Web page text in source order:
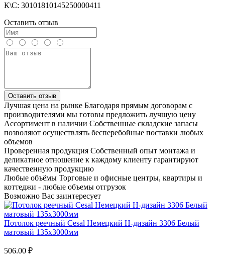
К\С: 30101810145250000411
Оставить отзыв
Оставить отзыв
Лучшая цена на рынке Благодаря прямым договорам с
производителями мы готовы предложить лучшую цену
Ассортимент в наличии Собственные складские запасы
позволяют осуществлять бесперебойные поставки любых
объемов
Проверенная продукция Собственный опыт монтажа и
деликатное отношение к каждому клиенту гарантируют
качественную продукцию
Любые объёмы Торговые и офисные центры, квартиры и
коттеджи - любые объемы отгрузок
Возможно Вас заинтересует
Потолок реечный Cesal Немецкий H-дизайн 3306 Белый
матовый 135х3000мм
506.00 ₽